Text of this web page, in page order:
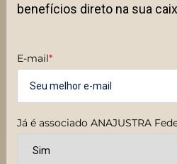
benefícios direto na sua
E-mail*
Já é associado ANAJUSTRA